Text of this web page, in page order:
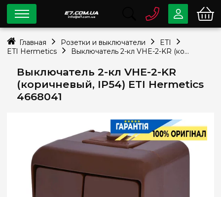
Выключатель 2-кл VHE-2-KR
(коричневый, IP54) ETI Hermetics
4668041
0 80033-63-07
info@e7.com.ua
044334-79-78
Viber Telegram
Главная Розетки и выключатели
ETI
ETI Hermetics
Выключатель 2-кл VHE-2-KR (коричневый, IP54) ETI Hermetics 4668041